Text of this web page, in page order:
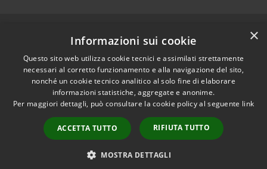
Privacy
Cookie
Dati fiscali e codici
fatturazione
Dichiarazione di
Comune convenzionato
Astigov
Progetto|Convenzione
Adesioni
Accesso redazione
×
Informazioni sui cookie
Questo sito web utilizza cookie tecnici e assimilati strettamente
necessari al corretto funzionamento e alla navigazione del sito,
nonché un cookie tecnico analitico al solo fine di elaborare
informazioni statistiche, aggregate e anonime.
Per maggiori dettagli, può consultare la cookie policy al seguente link
ACCETTA TUTTO RIFIUTA TUTTO
MOSTRA DETTAGLI